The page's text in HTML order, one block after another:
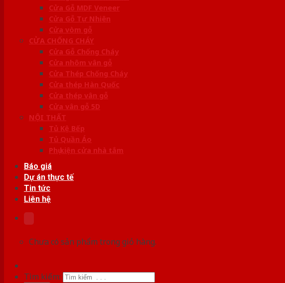
Cửa Gỗ MDF Veneer
Cửa Gỗ Tự Nhiên
Cửa vòm gỗ
CỬA CHỐNG CHÁY
Cửa Gỗ Chống Cháy
Cửa nhôm vân gỗ
Cửa Thép Chống Cháy
Cửa thép Hàn Quốc
Cửa thép vân gỗ
Cửa vân gỗ 5D
NỘI THẤT
Tủ Kệ Bếp
Tủ Quần Áo
Phụ kiện cửa nhà tắm
Báo giá
Dự án thực tế
Tin tức
Liên hệ
Chưa có sản phẩm trong giỏ hàng.
Tìm kiếm: